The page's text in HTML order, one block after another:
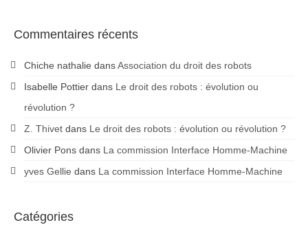
Commentaires récents
Chiche nathalie dansAssociation du droit des robots
Isabelle Pottier dans Le droit des robots : évolution ou
révolution ?
Z. Thivet dans Le droit des robots : évolution ou révolution ?
Olivier Pons dans La commission Interface Homme-Machine
yves Gellie dans La commission Interface Homme-Machine
Catégories